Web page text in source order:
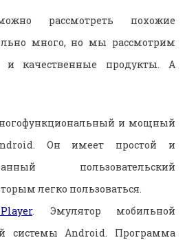
рассмотреть похожие
много, но мы рассмотрим
и качественные продукты. А
и мощный
Он имеет простой и
пользовательский
легко пользоваться.
. Эмулятор мобильной
системы Android. Программа